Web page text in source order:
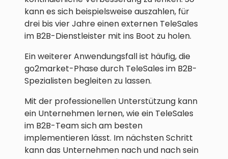
kann es sich beispielsweise auszahlen, für
drei bis vier Jahre einen externen TeleSales
im B2B-Dienstleister mit ins Boot zu holen.
Ein weiterer Anwendungsfall ist häufig, die
go2market-Phase durch TeleSales im B2B-
Spezialisten begleiten zu lassen.
Mit der professionellen Unterstützung kann
ein Unternehmen lernen, wie ein TeleSales
im B2B-Team sich am besten
implementieren lässt. Im nächsten Schritt
kann das Unternehmen nach und nach sein